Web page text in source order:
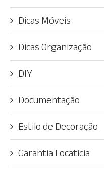
Dicas Móveis
Dicas Organização
DIY
Documentação
Estilo de Decoração
Garantia Locatícia